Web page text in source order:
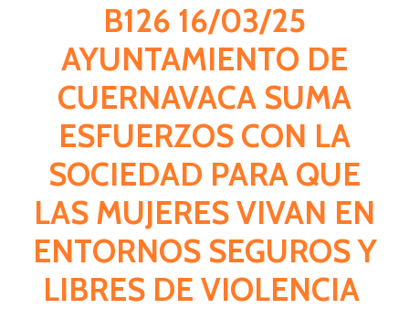
B126 16/03/25
AYUNTAMIENTO DE
CUERNAVACA SUMA
ESFUERZOS CON LA
SOCIEDAD PARA QUE
LAS MUJERES VIVAN EN
ENTORNOS SEGUROS Y
LIBRES DE VIOLENCIA